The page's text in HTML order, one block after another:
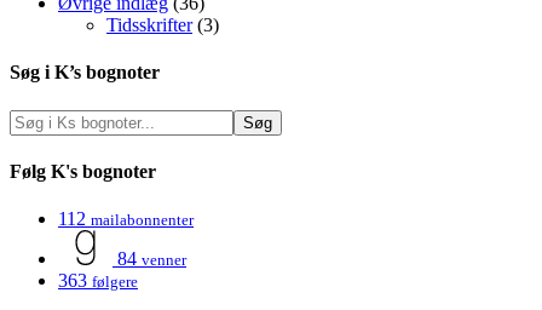
Tidsskrifter(3)
Søg i K’s bognoter
Følg K's bognoter
112 mailabonnenter
84 venner
363 følgere